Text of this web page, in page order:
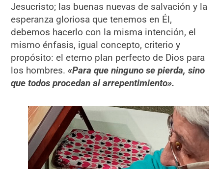
Jesucristo; las buenas nuevas de salvación y la
esperanza gloriosa que tenemos en Él,
debemos hacerlo con la misma intención, el
mismo énfasis, igual concepto, criterio y
propósito: el eterno plan perfecto de Dios para
los hombres.«Para que ninguno se pierda, sino
que todos procedan al arrepentimiento».